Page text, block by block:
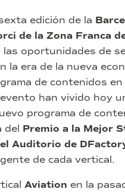
edición de la
de la Zona Franca
oportunidades de
la era de la nueva
de contenidos
han vivido hoy
programa de
del Premio a la Mejor
Auditorio de
de cada vertical.
Aviation en la